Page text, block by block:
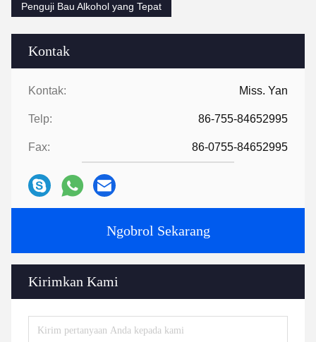
Kontak
Kontak: Miss. Yan
Telp: 86-755-84652995
Fax: 86-0755-84652995
Ngobrol Sekarang
Kirimkan Kami
Penguji Bau Alkohol yang Tepat